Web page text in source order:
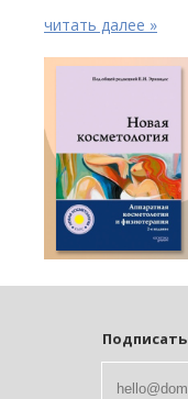
читать далее »